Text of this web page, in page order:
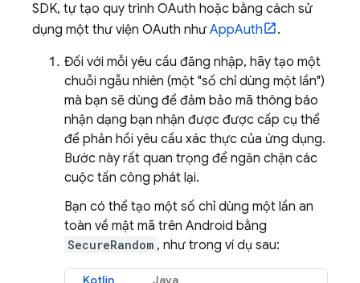
SDK, tự tạo quy trình OAuth hoặc bằng cách sử
dụng một thư viện OAuth như AppAuth
.
Đối với mỗi yêu cầu đăng nhập, hãy tạo một
chuỗi ngẫu nhiên (một "số chỉ dùng một lần")
mà bạn sẽ dùng để đảm bảo mã thông báo
nhận dạng bạn nhận được được cấp cụ thể
để phản hồi yêu cầu xác thực của ứng dụng.
Bước này rất quan trọng để ngăn chặn các
cuộc tấn công phát lại.
Bạn có thể tạo một số chỉ dùng một lần an
toàn về mật mã trên Android bằng
SecureRandom , như trong ví dụ sau:
Kotlin Java